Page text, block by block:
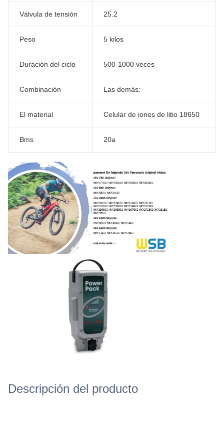
Válvula de tensión 25.2
Peso 5 kilos
Duración del ciclo 500-1000 veces
Combinación Las demás:
El material Celular de iones de litio 18650
Bms 20a
Descripción del producto